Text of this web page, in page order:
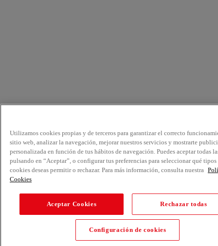
Utilizamos cookies propias y de terceros para garantizar el correcto
sitio web, analizar la navegación, mejorar nuestros servicios y mostrarte
personalizada en función de tus hábitos de navegación. Puedes aceptar todas
pulsando en “Aceptar”, o configurar tus preferencias para seleccionar qué tipos
cookies deseas permitir o rechazar. Para más información, consulta nuestra
Cookies
Aceptar Cookies Rechazar todas
Configuración de cookies